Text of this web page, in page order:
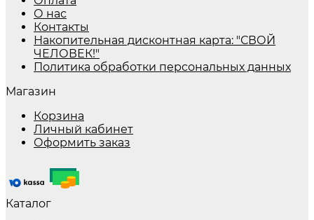
О нас
Контакты
Накопительная дисконтная карта: "СВОЙ
ЧЕЛОВЕК!"
Политика обработки персональных данных
Магазин
Корзина
Личный кабинет
Оформить заказ
Каталог